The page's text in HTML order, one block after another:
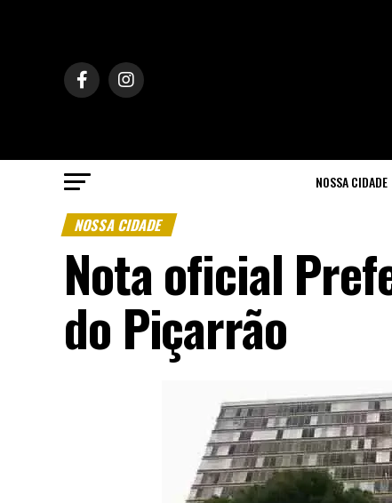
NOSSA CIDADE
NOSSA CIDADE
Nota oficial
do Piçarrão